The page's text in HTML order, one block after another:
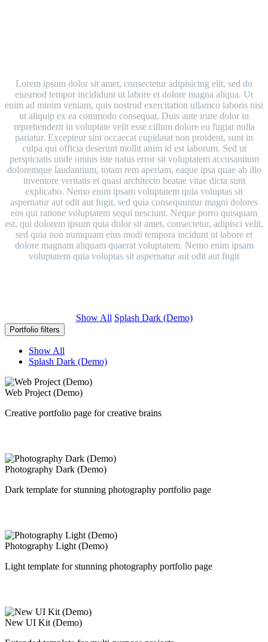
Lorem ipsum dolor sit amet, consectetur adipisicing elit, sed do
eiusmod tempor incididunt ut labore et dolore magna aliqua. Ut
enim ad minim veniam, quis nostrud exercitation ullamco laboris nisi
ut aliquip ex ea commodo consequat. Duis aute irure dolor in
reprehenderit in voluptate velit esse cillum dolore eu fugiat nulla
pariatur. Excepteur sint occaecat cupidatat non proident, sunt in
culpa qui officia deserunt mollit anim id est laborum. Sed ut
perspiciatis unde omnis iste natus error sit voluptatem accusantium
doloremque laudantium, totam rem aperiam, eaque ipsa quae ab illo
inventore veritatis et quasi architecto beatae vitae dicta sunt
explicabo. Nemo enim ipsam voluptatem quia voluptas sit
aspernatur aut odit aut fugit, sed quia consequuntur magni dolores
eos qui ratione voluptatem sequi nesciunt. Neque porro quisquam
est, qui dolorem ipsum quia dolor sit amet, consectetur, adipisci velit,
sed quia non numquam eius modi tempora incidunt ut labore et
dolore magnam aliquam quaerat voluptatem. Nemo enim ipsam
voluptatem quia voluptas sit aspernatur aut odit aut fugit
Show All Splash Dark (Demo)
Portfolio filters
Show All
Splash Dark (Demo)
Web Project (Demo)
Creative portfolio page for creative brains
Photography Dark (Demo)
Dark template for stunning photography portfolio page
Photography Light (Demo)
Light template for stunning photography portfolio page
New UI Kit (Demo)